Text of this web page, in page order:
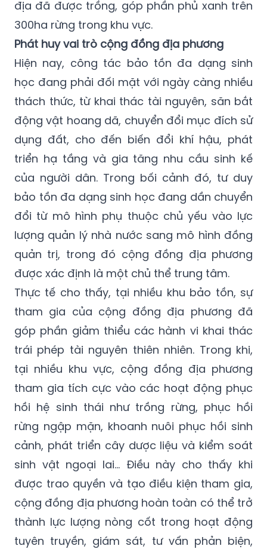
địa đã được trồng, góp phần phủ xanh trên
300ha rừng trong khu vực.
Phát huy vai trò cộng đồng địa phương
Hiện nay, công tác bảo tồn đa dạng sinh
học đang phải đối mặt với ngày càng nhiều
thách thức, từ khai thác tài nguyên, săn bắt
động vật hoang dã, chuyển đổi mục đích sử
dụng đất, cho đến biến đổi khí hậu, phát
triển hạ tầng và gia tăng nhu cầu sinh kế
của người dân. Trong bối cảnh đó, tư duy
bảo tồn đa dạng sinh học đang dần chuyển
đổi từ mô hình phụ thuộc chủ yếu vào lực
lượng quản lý nhà nước sang mô hình đồng
quản trị, trong đó cộng đồng địa phương
được xác định là một chủ thể trung tâm.
Thực tế cho thấy, tại nhiều khu bảo tồn, sự
tham gia của cộng đồng địa phương đã
góp phần giảm thiểu các hành vi khai thác
trái phép tài nguyên thiên nhiên. Trong khi,
tại nhiều khu vực, cộng đồng địa phương
tham gia tích cực vào các hoạt động phục
hồi hệ sinh thái như trồng rừng, phục hồi
rừng ngập mặn, khoanh nuôi phục hồi sinh
cảnh, phát triển cây dược liệu và kiểm soát
sinh vật ngoại lai… Điều này cho thấy khi
được trao quyền và tạo điều kiện tham gia,
cộng đồng địa phương hoàn toàn có thể trở
thành lực lượng nòng cốt trong hoạt động
tuyên truyền, giám sát, tư vấn phản biện,